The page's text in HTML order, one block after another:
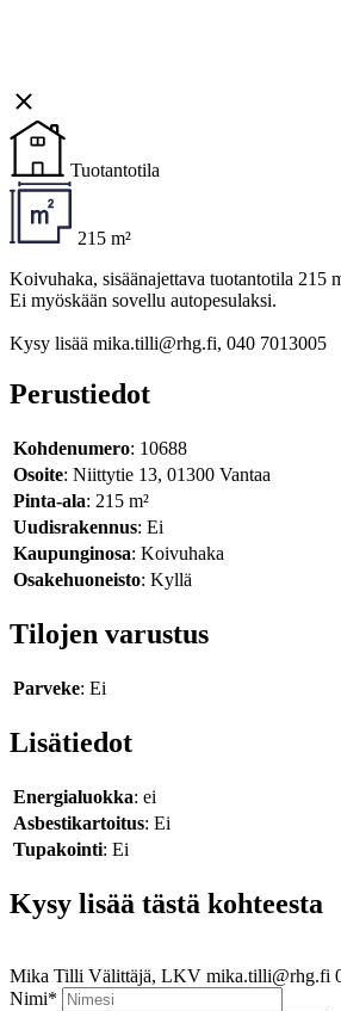
Tuotantotila
215 m²
Koivuhaka, sisäänajettava tuotantotila 215
Ei myöskään sovellu autopesulaksi.
Kysy lisää mika.tilli@rhg.fi, 040 7013005
Perustiedot
Kohdenumero: 10688
Osoite: Niittytie 13, 01300 Vantaa
Pinta-ala: 215 m²
Uudisrakennus: Ei
Kaupunginosa: Koivuhaka
Osakehuoneisto: Kyllä
Tilojen varustus
Parveke: Ei
Lisätiedot
Energialuokka: ei
Asbestikartoitus: Ei
Tupakointi: Ei
Kysy lisää tästä kohteesta
Mika Tilli Välittäjä, LKV mika.tilli@rhg.fi
Nimi*